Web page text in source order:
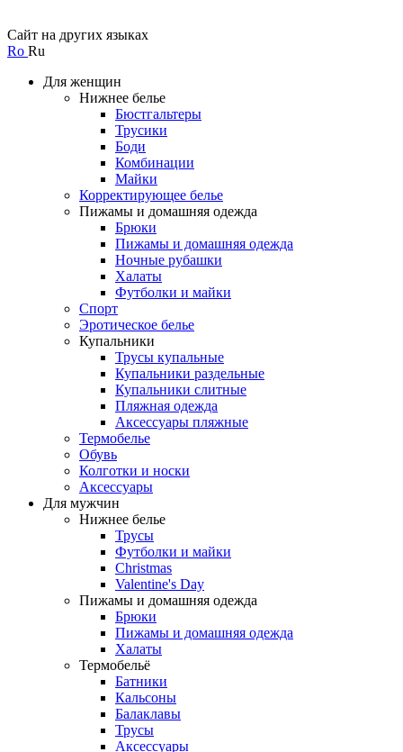
Сайт на других языках
Ro Ru
Для женщин
Нижнее белье
Бюстгальтеры
Трусики
Боди
Комбинации
Майки
Корректирующее белье
Пижамы и домашняя одежда
Брюки
Пижамы и домашняя одежда
Ночные рубашки
Халаты
Футболки и майки
Спорт
Эротическое белье
Купальники
Трусы купальные
Купальники раздельные
Купальники слитные
Пляжная одежда
Аксессуары пляжные
Термобелье
Обувь
Колготки и носки
Аксессуары
Для мужчин
Нижнее белье
Трусы
Футболки и майки
Christmas
Valentine's Day
Пижамы и домашняя одежда
Брюки
Пижамы и домашняя одежда
Халаты
Термобельё
Батники
Кальсоны
Балаклавы
Трусы
Аксессуары